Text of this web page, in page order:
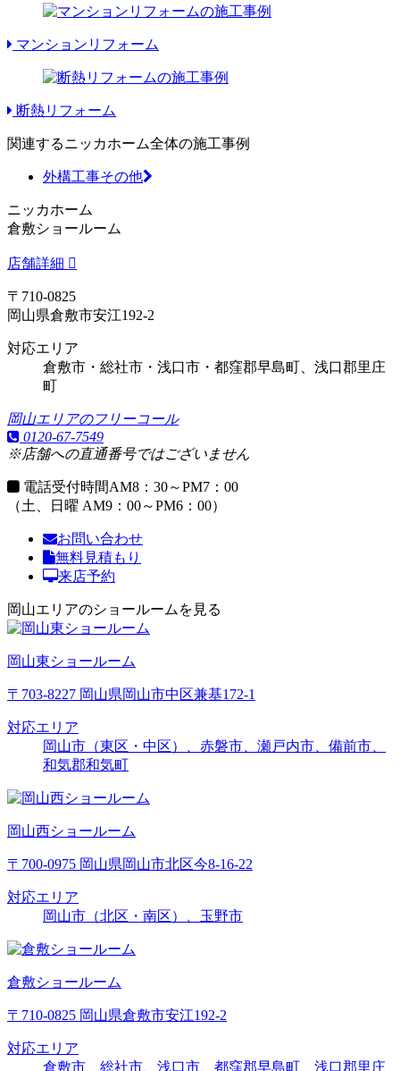
マンションリフォーム
断熱リフォーム
関連するニッカホーム全体の施工事例
外構工事その他
ニッカホーム
倉敷ショールーム
店舗詳細
〒710-0825
岡山県倉敷市安江192-2
対応エリア
倉敷市・総社市・浅口市・都窪郡早島町、浅口郡里庄
町
岡山エリアのフリーコール
0120-67-7549
※店舗への直通番号ではございません
電話受付時間AM8：30～PM7：00
（土、日曜 AM9：00～PM6：00）
お問い合わせ
無料見積もり
来店予約
岡山エリアのショールームを見る
岡山東ショールーム
〒703-8227 岡山県岡山市中区兼基172-1
対応エリア
岡山市（東区・中区）、赤磐市、瀬戸内市、備前市、
和気郡和気町
岡山西ショールーム
〒700-0975 岡山県岡山市北区今8-16-22
対応エリア
岡山市（北区・南区）、玉野市
倉敷ショールーム
〒710-0825 岡山県倉敷市安江192-2
対応エリア
倉敷市、総社市、浅口市、都窪郡早島町、浅口郡里庄